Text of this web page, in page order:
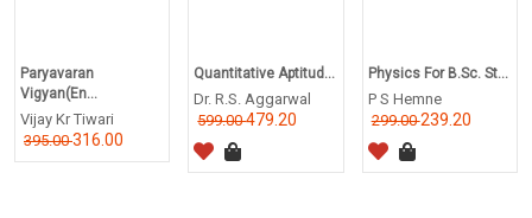
Paryavaran
Vigyan(En...
Vijay Kr Tiwari
395.00316.00
Quantitative Aptitud...
Dr. R.S. Aggarwal
599.00479.20
Physics For B.Sc. St...
P S Hemne
299.00239.20